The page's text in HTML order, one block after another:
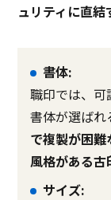
ュリティに直結
書体:
職印では、
書体が選ばれ
で複製が困
風格がある古
サイズ: